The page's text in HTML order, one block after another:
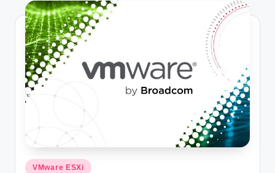
Posted
VMware ESXi